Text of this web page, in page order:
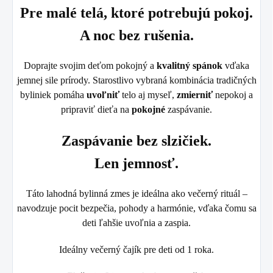
Pre malé telá, ktoré potrebujú pokoj.
A noc bez rušenia.
Doprajte svojim deťom pokojný a kvalitný spánok vďaka
jemnej sile prírody. Starostlivo vybraná kombinácia tradičných
byliniek pomáha uvoľniťtelo aj myseľ, zmierniťnepokoj a
pripraviť dieťa na pokojné zaspávanie.
Zaspávanie bez slzičiek.
Len jemnosť.
Táto lahodná bylinná zmes je ideálna ako večerný rituál –
navodzuje pocit bezpečia, pohody a harmónie, vďaka čomu sa
deti ľahšie uvoľnia a zaspia.
Ideálny večerný čajík pre deti od 1 roka.